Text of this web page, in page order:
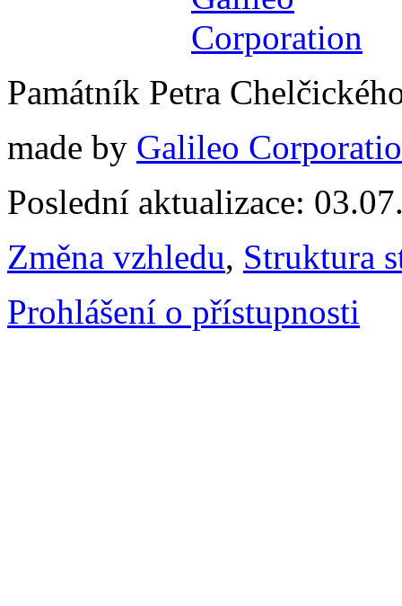
Památník Petra
made by Galileo
Poslední aktualizace:
Změna vzhledu, Struktura
Prohlášení o přístupnosti